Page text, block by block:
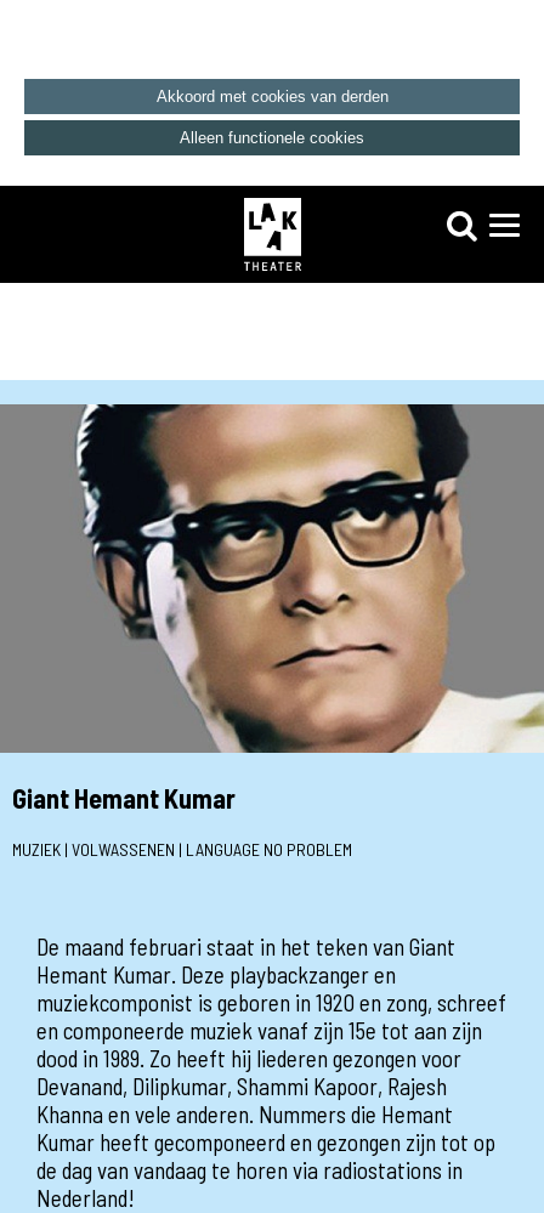
Akkoord met cookies van derden
Alleen functionele cookies
Giant Hemant Kumar
MUZIEK | VOLWASSENEN | LANGUAGE NO PROBLEM
De maand februari staat in het teken van Giant
Hemant Kumar. Deze playbackzanger en
muziekcomponist is geboren in 1920 en zong, schreef
en componeerde muziek vanaf zijn 15e tot aan zijn
dood in 1989. Zo heeft hij liederen gezongen voor
Devanand, Dilipkumar, Shammi Kapoor, Rajesh
Khanna en vele anderen. Nummers die Hemant
Kumar heeft gecomponeerd en gezongen zijn tot op
de dag van vandaag te horen via radiostations in
Nederland!